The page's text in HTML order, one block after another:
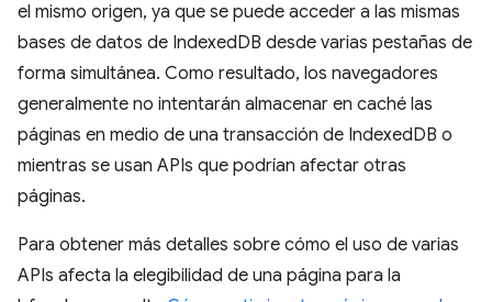
el mismo origen, ya que se puede acceder a las mismas
bases de datos de IndexedDB desde varias pestañas de
forma simultánea. Como resultado, los navegadores
generalmente no intentarán almacenar en caché las
páginas en medio de una transacción de IndexedDB o
mientras se usan APIs que podrían afectar otras
páginas.
Para obtener más detalles sobre cómo el uso de varias
APIs afecta la elegibilidad de una página para la